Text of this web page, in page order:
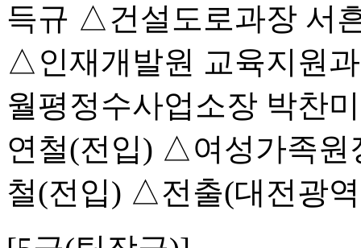
득규 △건설도로과장 서
△인재개발원 교육지원
월평정수사업소장 박찬
연철(전입) △여성가족
철(전입) △전출(대전광